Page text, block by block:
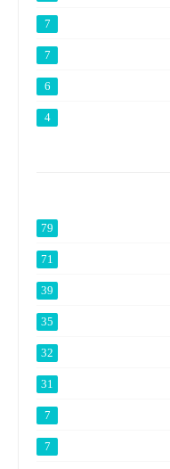
7
7
6
4
79
71
39
35
32
31
7
7